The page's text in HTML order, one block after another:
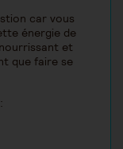
car vous
énergie de
et
que faire se